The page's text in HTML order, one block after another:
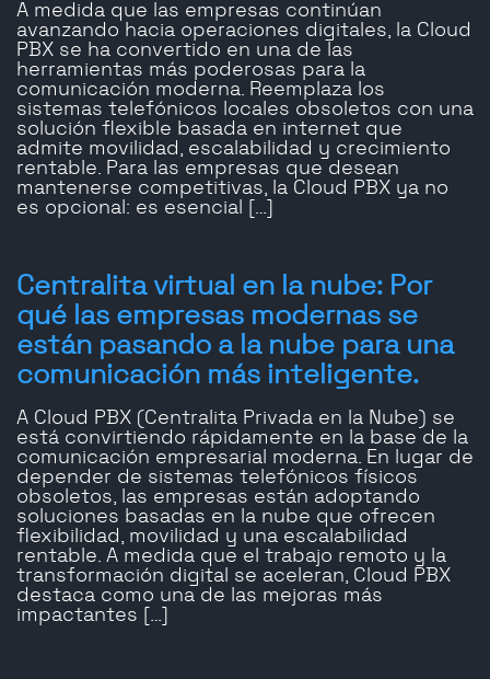
A medida que las empresas continúan
avanzando hacia operaciones digitales, la Cloud
PBX se ha convertido en una de las
herramientas más poderosas para la
comunicación moderna. Reemplaza los
sistemas telefónicos locales obsoletos con una
solución flexible basada en internet que
admite movilidad, escalabilidad y crecimiento
rentable. Para las empresas que desean
mantenerse competitivas, la Cloud PBX ya no
es opcional: es esencial […]
Centralita virtual en la nube: Por
qué las empresas modernas se
están pasando a la nube para una
comunicación más inteligente.
A Cloud PBX (Centralita Privada en la Nube) se
está convirtiendo rápidamente en la base de la
comunicación empresarial moderna. En lugar de
depender de sistemas telefónicos físicos
obsoletos, las empresas están adoptando
soluciones basadas en la nube que ofrecen
flexibilidad, movilidad y una escalabilidad
rentable. A medida que el trabajo remoto y la
transformación digital se aceleran, Cloud PBX
destaca como una de las mejoras más
impactantes […]